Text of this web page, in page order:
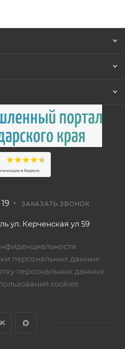
ЗАКАЗАТЬ ЗВОНОК
ул. Керченская ул 59
персональных данных
персональных данных
cookies